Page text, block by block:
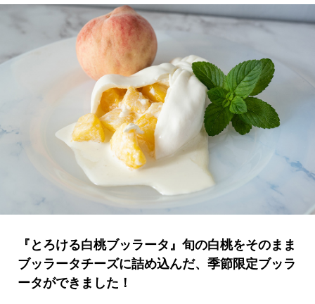
『とろける白桃ブッラータ』旬の白桃をそのまま
ブッラータチーズに詰め込んだ、季節限定ブッラ
ータができました！